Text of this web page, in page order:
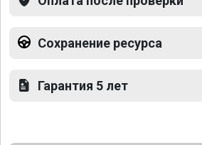
Сохранение ресурса
Гарантия 5 лет